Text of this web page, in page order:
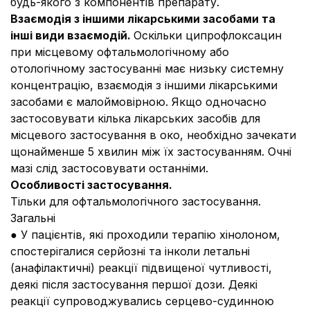
Взаємодія з іншими лікарськими засобами та
інші види взаємодій. Оскільки ципрофлоксацин
при місцевому офтальмологічному або
отологічному застосуванні має низьку системну
концентрацію, взаємодія з іншими лікарськими
засобами є малоймовірною. Якщо одночасно
застосовувати кілька лікарських засобів для
місцевого застосування в око, необхідно зачекати
щонайменше 5 хвилин між їх застосуванням. Очні
мазі слід застосовувати останніми.
Особливості застосування.
Тільки для офтальмологічного застосування.
Загальні
● У пацієнтів, які проходили терапію хінолоном,
спостерігалися серйозні та інколи летальні
(анафілактичні) реакції підвищеної чутливості,
деякі після застосування першої дози. Деякі
реакції супроводжувались серцево-судинною